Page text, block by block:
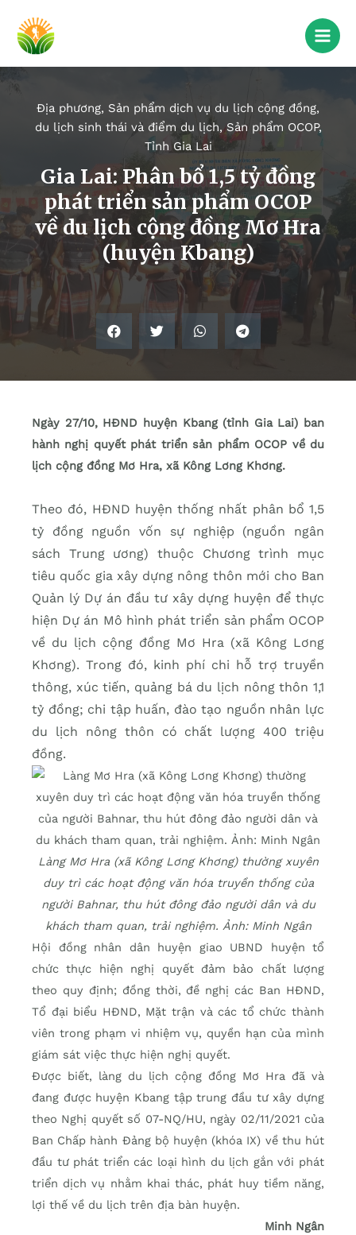
Địa phương, Sản phẩm dịch vụ du lịch cộng đồng,
du lịch sinh thái và điểm du lịch,Sản phẩm OCOP,
Tỉnh Gia Lai
Gia Lai: Phân bổ 1,5 tỷ đồng
phát triển sản phẩm OCOP
về du lịch cộng đồng Mơ Hra
(huyện Kbang)
Ngày 27/10, HĐND huyện Kbang (tỉnh Gia Lai) ban
hành nghị quyết phát triển sản phẩm OCOP về du
lịch cộng đồng Mơ Hra, xã Kông Lơng Khơng.
Theo đó, HĐND huyện thống nhất phân bổ 1,5
tỷ đồng nguồn vốn sự nghiệp (nguồn ngân
sách Trung ương) thuộc Chương trình mục
tiêu quốc gia xây dựng nông thôn mới cho Ban
Quản lý Dự án đầu tư xây dựng huyện để thực
hiện Dự án Mô hình phát triển sản phẩm OCOP
về du lịch cộng đồng Mơ Hra (xã Kông Lơng
Khơng). Trong đó, kinh phí chi hỗ trợ truyền
thông, xúc tiến, quảng bá du lịch nông thôn 1,1
tỷ đồng; chi tập huấn, đào tạo nguồn nhân lực
du lịch nông thôn có chất lượng 400 triệu
đồng.
Làng Mơ Hra (xã Kông Lơng Khơng) thường xuyên
duy trì các hoạt động văn hóa truyền thống của
người Bahnar, thu hút đông đảo người dân và du
khách tham quan, trải nghiệm. Ảnh: Minh Ngân
Hội đồng nhân dân huyện giao UBND huyện tổ
chức thực hiện nghị quyết đảm bảo chất lượng
theo quy định; đồng thời, đề nghị các Ban HĐND,
Tổ đại biểu HĐND, Mặt trận và các tổ chức thành
viên trong phạm vi nhiệm vụ, quyền hạn của mình
giám sát việc thực hiện nghị quyết.
Được biết, làng du lịch cộng đồng Mơ Hra đã và
đang được huyện Kbang tập trung đầu tư xây dựng
theo Nghị quyết số 07-NQ/HU, ngày 02/11/2021 của
Ban Chấp hành Đảng bộ huyện (khóa IX) về thu hút
đầu tư phát triển các loại hình du lịch gắn với phát
triển dịch vụ nhằm khai thác, phát huy tiềm năng,
lợi thế về du lịch trên địa bàn huyện.
Minh Ngân